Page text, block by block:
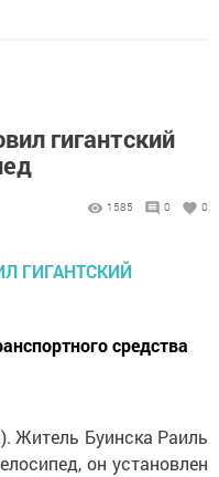
гигантский
1585 0 0
средства
Житель Буинска Раиль
он установлен